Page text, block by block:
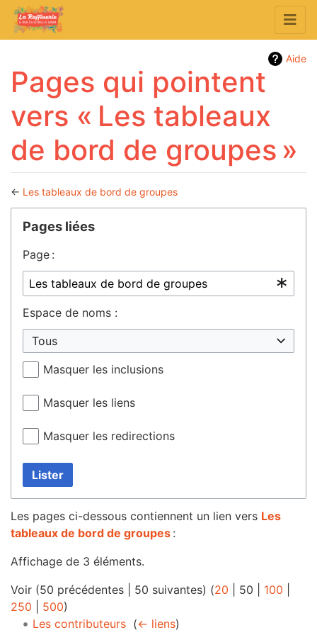
Aide
Pages qui pointent
vers « Les tableaux
de bord de groupes »
← Les tableaux de bord de groupes
Aller à :navigation,rechercher
Pages liées
Page :
Espace de noms :
Tous
Masquer les inclusions
Masquer les liens
Masquer les redirections
Lister
Les pages ci-dessous contiennent un lien vers Les
tableaux de bord de groupes :
Affichage de 3 éléments.
Voir (50 précédentes 50 suivantes) (20 50 100
250
500)
Les contributeurs‎ (← liens)